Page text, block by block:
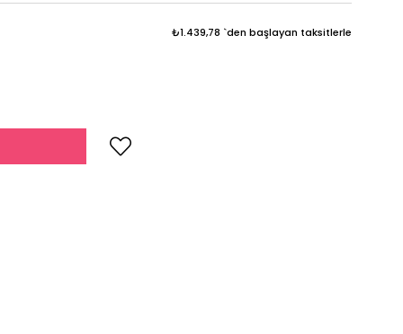
₺1.439,78 `den başlayan taksitlerle